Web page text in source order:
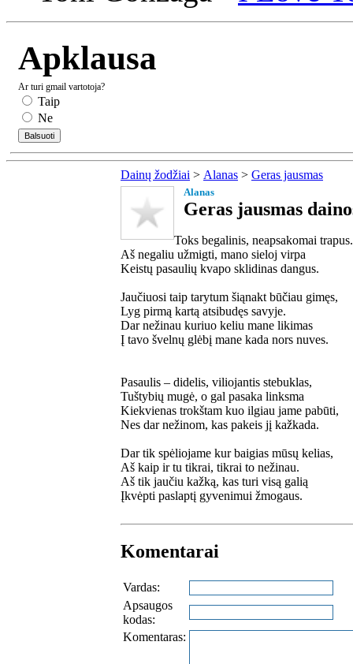
Apklausa
Ar turi gmail vartotoja?
Taip
Ne
Dainų žodžiai > Alanas > Geras jausmas
Alanas
Geras jausmas
Toks begalinis, neapsakomai trapus.
Aš negaliu užmigti, mano sieloj virpa
Keistų pasaulių kvapo sklidinas dangus.
Jaučiuosi taip tarytum šiąnakt būčiau gimęs,
Lyg pirmą kartą atsibudęs savyje.
Dar nežinau kuriuo keliu mane likimas
Į tavo švelnų glėbį mane kada nors nuves.
Pasaulis – didelis, viliojantis stebuklas,
Tuštybių mugė, o gal pasaka linksma
Kiekvienas trokštam kuo ilgiau jame pabūti,
Nes dar nežinom, kas pakeis jį kažkada.
Dar tik spėliojame kur baigias mūsų kelias,
Aš kaip ir tu tikrai, tikrai to nežinau.
Aš tik jaučiu kažką, kas turi visą galią
Įkvėpti paslaptį gyvenimui žmogaus.
Komentarai
Vardas:
Apsaugos
kodas:
Komentaras: